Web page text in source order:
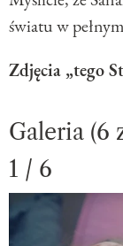
światu w
Zdjęcia „tego
Galeria (6
1 / 6